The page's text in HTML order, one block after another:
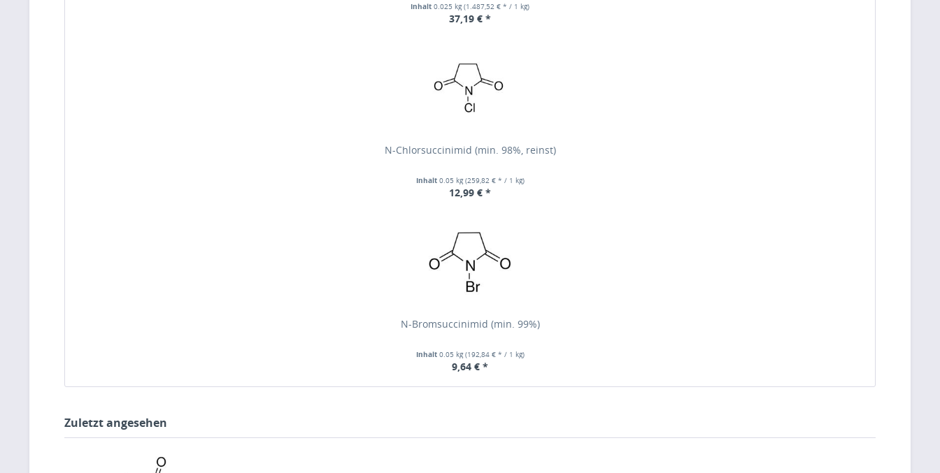
Inhalt 0.025 kg(1.487,52 € * / 1 kg)
37,19 € *
N-Chlorsuccinimid (min. 98%, reinst)
Inhalt 0.05 kg(259,82 € * / 1 kg)
12,99 € *
N-Bromsuccinimid (min. 99%)
Inhalt 0.05 kg(192,84 € * / 1 kg)
9,64 € *
Zuletzt angesehen